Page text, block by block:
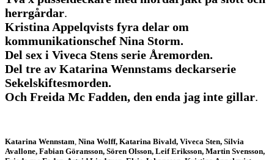
herrgårdar.
Kristina Appelqvists fyra delar om
kommunikationschef Nina Storm.
Del sex i Viveca Stens serie Åremorden.
Del tre av Katarina Wennstams deckarserie
Sekelskiftesmorden.
Och Freida Mc Fadden, den enda jag inte gillar.
Katarina Wennstam, Nina Wolff, Katarina Bivald, Viveca Sten, Silvia
Avallone, Fabian Göransson, Sören Olsson, Leif Eriksson, Martin Svensson,